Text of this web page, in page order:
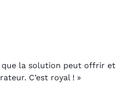
que la solution peut offrir et
C’est royal ! »